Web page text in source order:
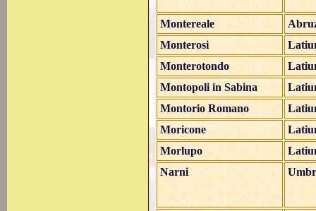
Montereale
Monterosi
Monterotondo
Montopoli in Sabina
Montorio Romano
Moricone
Morlupo
Narni